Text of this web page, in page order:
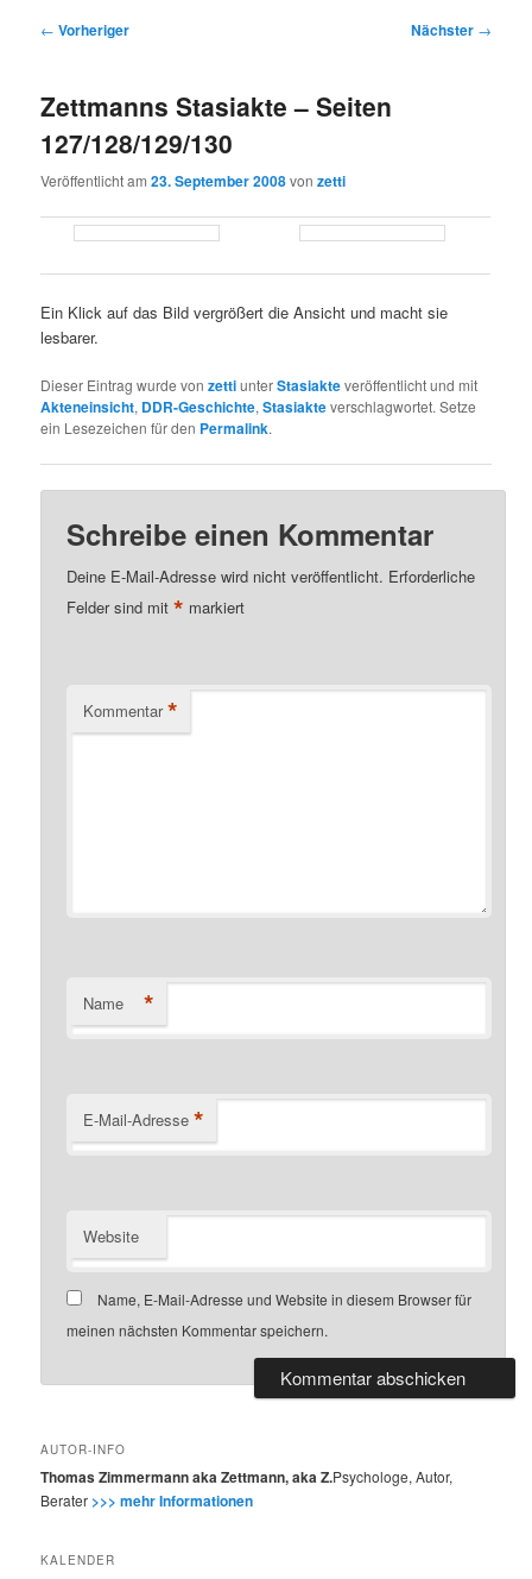
Beitragsnavigation
← Vorheriger Nächster →
Zettmanns Stasiakte – Seiten
127/128/129/130
Veröffentlicht am23. September 2008vonzetti
Ein Klick auf das Bild vergrößert die Ansicht und macht sie
lesbarer.
Dieser Eintrag wurde vonzettiunterStasiakteveröffentlicht und mit
Akteneinsicht, DDR-Geschichte,Stasiakteverschlagwortet. Setze
ein Lesezeichen für den Permalink.
Schreibe einen Kommentar
Deine E-Mail-Adresse wird nicht veröffentlicht. Erforderliche
Felder sind mit* markiert
Kommentar *
Name *
E-Mail-Adresse *
Website
Name, E-Mail-Adresse und Website in diesem Browser für
meinen nächsten Kommentar speichern.
AUTOR-INFO
Thomas Zimmermann aka Zettmann, aka Z.Psychologe, Autor,
Berater >>> mehr Informationen
KALENDER